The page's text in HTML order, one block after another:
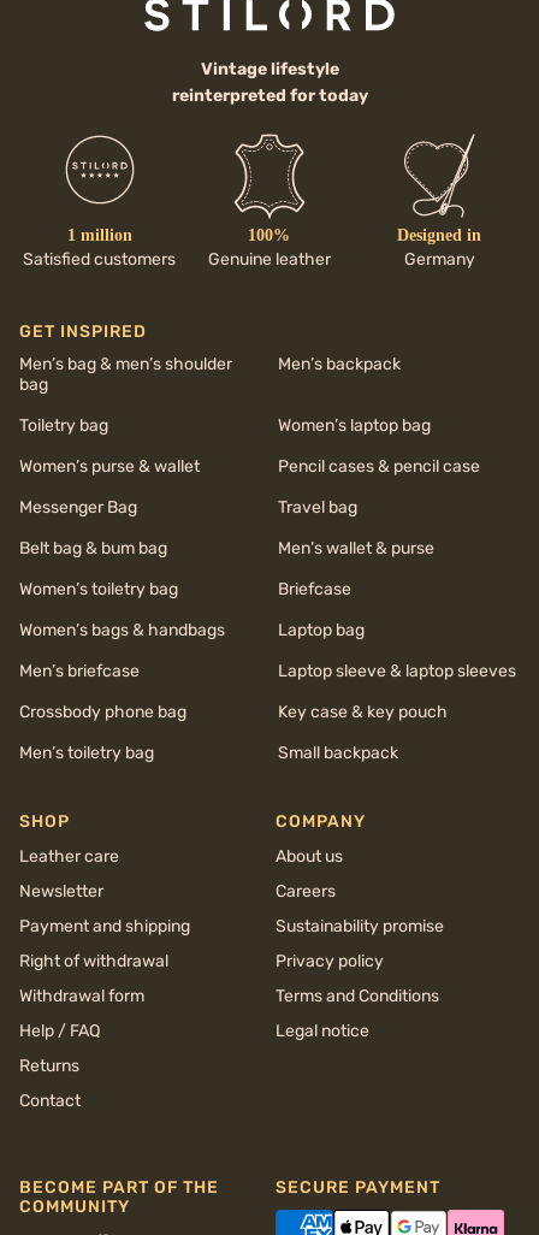
Vintage lifestyle
reinterpreted for today
1 million
Satisfied customers
100%
Genuine leather
Designed in
Germany
GET INSPIRED
Men’s bag & men’s shoulder
bag
Men’s backpack
Toiletry bag
Women’s laptop bag
Women’s purse & wallet
Pencil cases & pencil case
Messenger Bag
Travel bag
Belt bag & bum bag
Men’s wallet & purse
Women’s toiletry bag
Briefcase
Women’s bags & handbags
Laptop bag
Men’s briefcase
Laptop sleeve & laptop sleeves
Crossbody phone bag
Key case & key pouch
Men’s toiletry bag
Small backpack
SHOP
Leather care
Newsletter
Payment and shipping
Right of withdrawal
Withdrawal form
Help / FAQ
Returns
Contact
COMPANY
About us
Careers
Sustainability promise
Privacy policy
Terms and Conditions
Legal notice
BECOME PART OF THE
COMMUNITY
SECURE PAYMENT